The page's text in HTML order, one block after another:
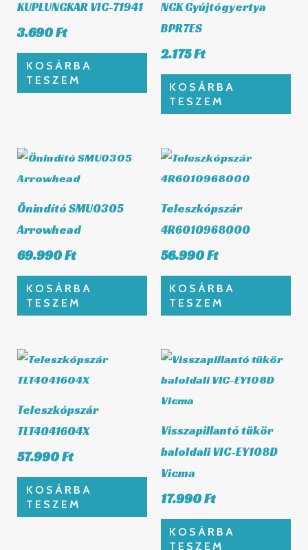
KUPLUNGKAR VIC-71941
3.690Ft
KOSÁRBA
TESZEM
NGK Gyújtógyertya
BPR7ES
2.175Ft
KOSÁRBA
TESZEM
Önindító SMU0305
Arrowhead
69.990Ft
KOSÁRBA
TESZEM
Teleszkópszár
4R6010968000
56.990Ft
KOSÁRBA
TESZEM
Teleszkópszár
TLT4041604X
57.990Ft
KOSÁRBA
TESZEM
Visszapillantó tükör
baloldali VIC-EY108D
Vicma
17.990Ft
KOSÁRBA
TESZEM